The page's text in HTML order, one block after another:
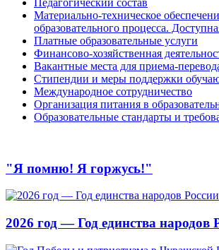
Материально-техническое
образовательного процесса.
Платные образовательные услуги
Финансово-хозяйственная
Вакантные места для приема-
Стипендии и меры поддержки
Международное сотрудничество
Организация питания в
Образовательные стандарты и
"Я помню! Я горжусь!"
2026 год — Год единства народов